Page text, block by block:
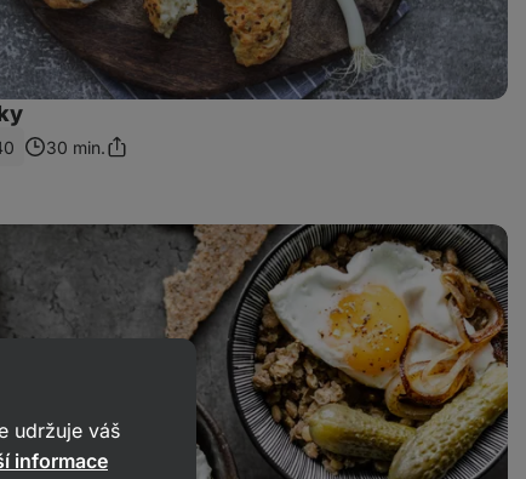
30 min.Sdílet
udržuje váš
informace